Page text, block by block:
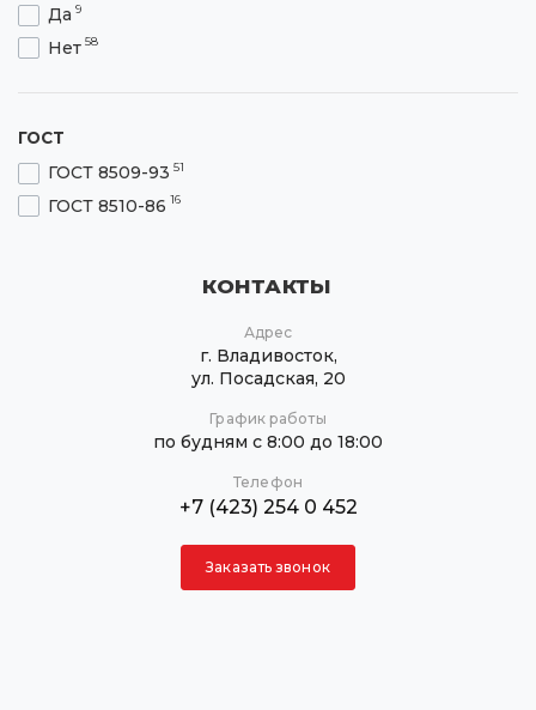
Да 9
Нет 58
ГОСТ
ГОСТ 8509-93 51
ГОСТ 8510-86 16
КОНТАКТЫ
Адрес
г. Владивосток,
ул. Посадская, 20
График работы
по будням с 8:00 до 18:00
Телефон
+7 (423) 254 0 452
Заказать звонок